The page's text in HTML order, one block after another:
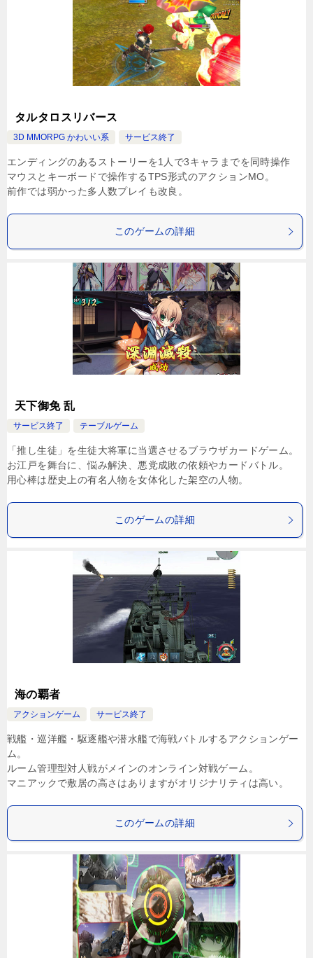
タルタロスリバース
3D MMORPG かわいい系 サービス終了
エンディングのあるストーリーを1人で3キャラまでを同時操作
マウスとキーボードで操作するTPS形式のアクションMO。
前作では弱かった多人数プレイも改良。
このゲームの詳細
天下御免 乱
サービス終了 テーブルゲーム
「推し生徒」を生徒大将軍に当選させるブラウザカードゲーム。
お江戸を舞台に、悩み解決、悪党成敗の依頼やカードバトル。
用心棒は歴史上の有名人物を女体化した架空の人物。
このゲームの詳細
海の覇者
アクションゲーム サービス終了
戦艦・巡洋艦・駆逐艦や潜水艦で海戦バトルするアクションゲー
ム。
ルーム管理型対人戦がメインのオンライン対戦ゲーム。
マニアックで敷居の高さはありますがオリジナリティは高い。
このゲームの詳細